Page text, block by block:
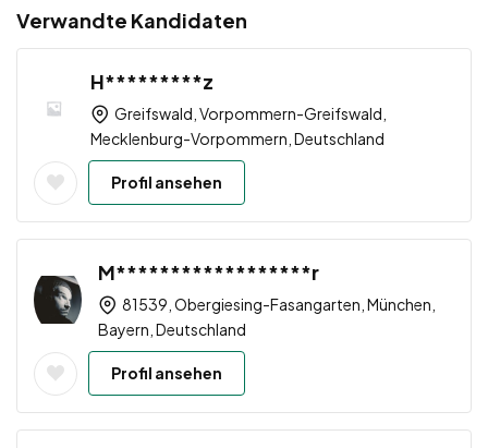
Verwandte Kandidaten
H*********z
Greifswald, Vorpommern-Greifswald,
Mecklenburg-Vorpommern, Deutschland
Profil ansehen
M******************r
81539, Obergiesing-Fasangarten, München,
Bayern, Deutschland
Profil ansehen